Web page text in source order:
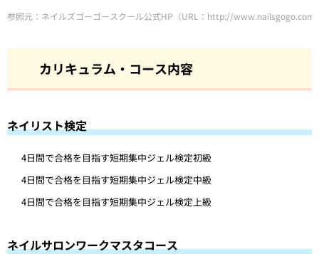
参照元：ネイルズゴーゴースクール公式HP（URL： http://www.nailsgogo.com/
カリキュラム・コース内容
ネイリスト検定
4日間で合格を目指す短期集中ジェル検定初級
4日間で合格を目指す短期集中ジェル検定中級
4日間で合格を目指す短期集中ジェル検定上級
ネイルサロンワークマスタコース